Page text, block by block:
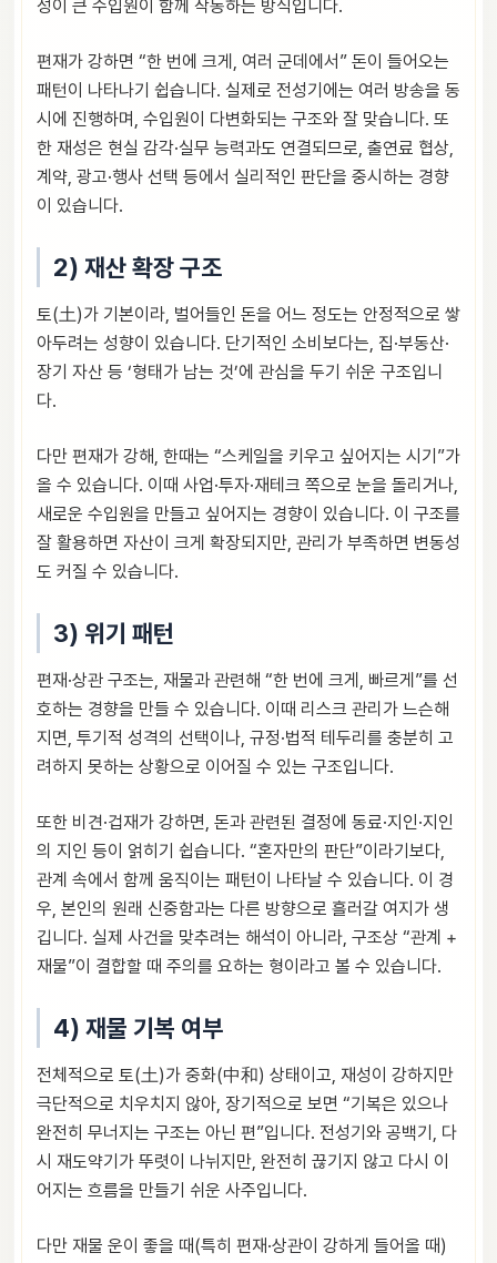
성이 큰 수입원이 함께 작동하는 방식입니다.
편재가 강하면 “한 번에 크게, 여러 군데에서” 돈이 들어오는
패턴이 나타나기 쉽습니다. 실제로 전성기에는 여러 방송을 동
시에 진행하며, 수입원이 다변화되는 구조와 잘 맞습니다. 또
한 재성은 현실 감각·실무 능력과도 연결되므로, 출연료 협상,
계약, 광고·행사 선택 등에서 실리적인 판단을 중시하는 경향
이 있습니다.
2) 재산 확장 구조
토(土)가 기본이라, 벌어들인 돈을 어느 정도는 안정적으로 쌓
아두려는 성향이 있습니다. 단기적인 소비보다는, 집·부동산·
장기 자산 등 ‘형태가 남는 것’에 관심을 두기 쉬운 구조입니
다.
다만 편재가 강해, 한때는 “스케일을 키우고 싶어지는 시기”가
올 수 있습니다. 이때 사업·투자·재테크 쪽으로 눈을 돌리거나,
새로운 수입원을 만들고 싶어지는 경향이 있습니다. 이 구조를
잘 활용하면 자산이 크게 확장되지만, 관리가 부족하면 변동성
도 커질 수 있습니다.
3) 위기 패턴
편재·상관 구조는, 재물과 관련해 “한 번에 크게, 빠르게”를 선
호하는 경향을 만들 수 있습니다. 이때 리스크 관리가 느슨해
지면, 투기적 성격의 선택이나, 규정·법적 테두리를 충분히 고
려하지 못하는 상황으로 이어질 수 있는 구조입니다.
또한 비견·겁재가 강하면, 돈과 관련된 결정에 동료·지인·지인
의 지인 등이 얽히기 쉽습니다. “혼자만의 판단”이라기보다,
관계 속에서 함께 움직이는 패턴이 나타날 수 있습니다. 이 경
우, 본인의 원래 신중함과는 다른 방향으로 흘러갈 여지가 생
깁니다. 실제 사건을 맞추려는 해석이 아니라, 구조상 “관계 +
재물”이 결합할 때 주의를 요하는 형이라고 볼 수 있습니다.
4) 재물 기복 여부
전체적으로 토(土)가 중화(中和) 상태이고, 재성이 강하지만
극단적으로 치우치지 않아, 장기적으로 보면 “기복은 있으나
완전히 무너지는 구조는 아닌 편”입니다. 전성기와 공백기, 다
시 재도약기가 뚜렷이 나뉘지만, 완전히 끊기지 않고 다시 이
어지는 흐름을 만들기 쉬운 사주입니다.
다만 재물 운이 좋을 때(특히 편재·상관이 강하게 들어올 때)